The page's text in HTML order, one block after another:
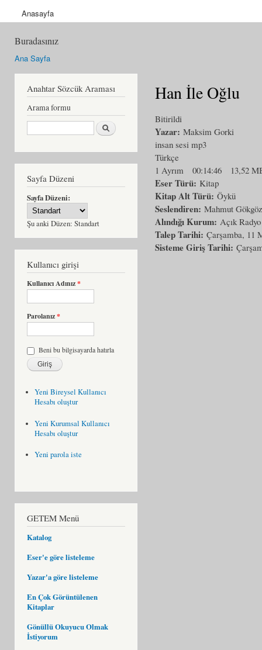
Anasayfa
Buradasınız
Ana Sayfa
Anahtar Sözcük Araması
Arama formu
Ara
Sayfa Düzeni
Sayfa Düzeni:
Şu anki Düzen: Standart
Kullanıcı girişi
Kullanıcı Adınız*
Parolanız*
Beni bu bilgisayarda hatırla
Yeni Bireysel Kullanıcı
Hesabı oluştur
Yeni Kurumsal Kullanıcı
Hesabı oluştur
Yeni parola iste
GETEM Menü
Katalog
Eser'e göre listeleme
Yazar'a göre listeleme
En Çok Görüntülenen
Kitaplar
Gönüllü Okuyucu Olmak
İstiyorum
Han İle Oğlu
Bitirildi
Yazar: Maksim Gorki
insan sesi mp3
Türkçe
1 Ayrım
00:14:46 13,52
Eser Türü: Kitap
Kitap Alt Türü: Öykü
Seslendiren: Mahmut Gökgöz
Alındığı Kurum: Açık Radyo
Talep Tarihi: Çarşamba, 11
Sisteme Giriş Tarihi: